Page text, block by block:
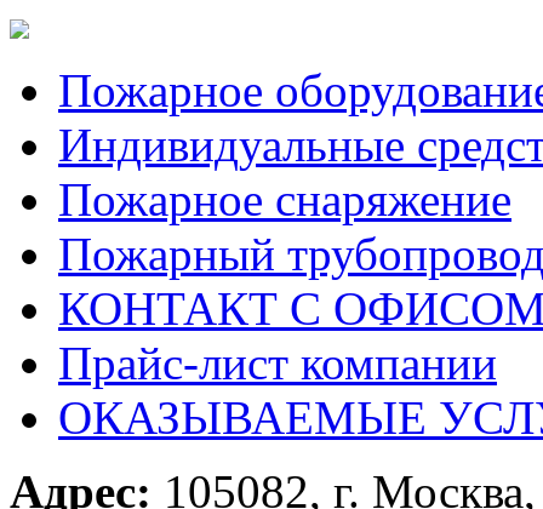
Пожарное
Индивидуальные
Пожарное снаряжение
Пожарный
КОНТАКТ С ОФИСОМ
Прайс-лист компании
ОКАЗЫВАЕМЫЕ
Адрес: 105082, г.